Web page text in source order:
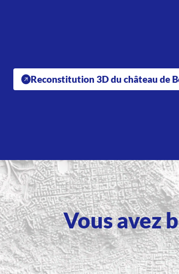
Reconstitution 3D du château de
Vous avez